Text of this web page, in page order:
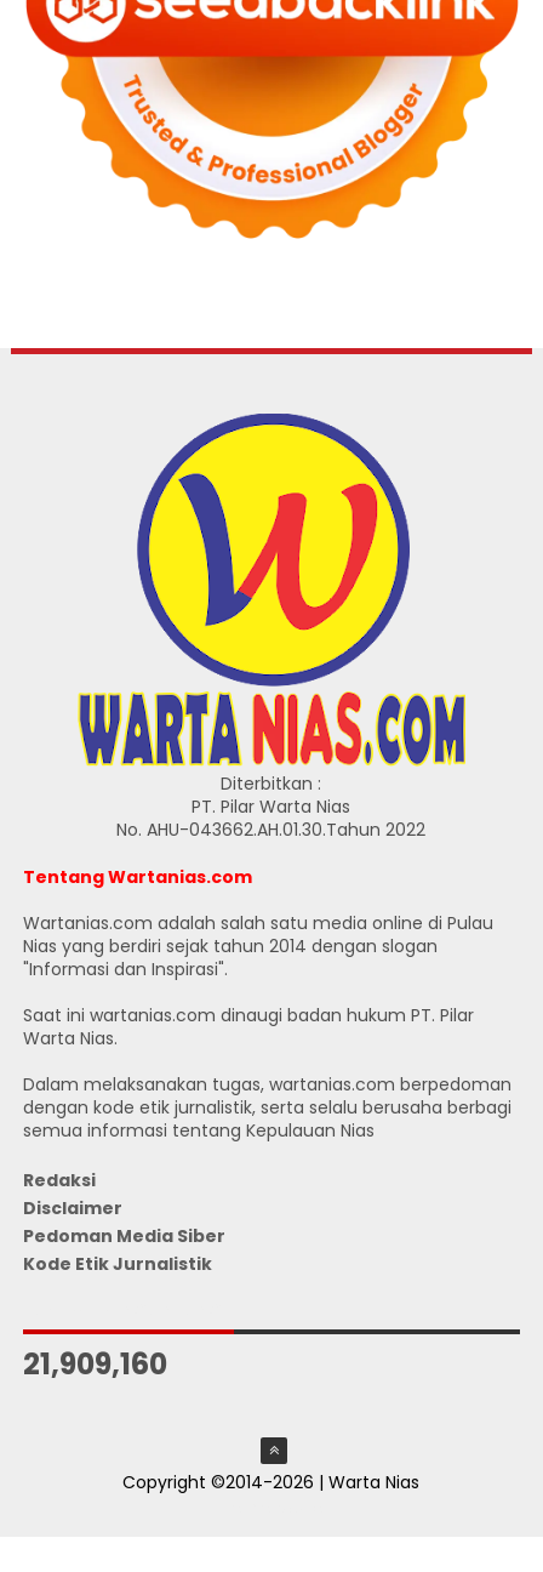
Diterbitkan :
PT. Pilar Warta Nias
No. AHU-043662.AH.01.30.Tahun 2022
Tentang Wartanias.com
Wartanias.com adalah salah satu media online di Pulau
Nias yang berdiri sejak tahun 2014 dengan slogan
"Informasi dan Inspirasi".
Saat ini wartanias.com dinaugi badan hukum PT. Pilar
Warta Nias.
Dalam melaksanakan tugas, wartanias.com berpedoman
dengan kode etik jurnalistik, serta selalu berusaha berbagi
semua informasi tentang Kepulauan Nias
Redaksi
Disclaimer
Pedoman Media Siber
Kode Etik Jurnalistik
21,909,160
Copyright ©2014-2026 | Warta Nias